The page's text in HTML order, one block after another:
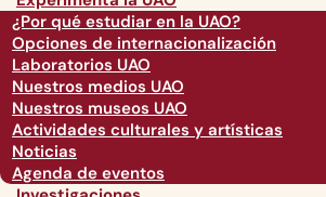
¿Por qué estudiar en la UAO?
Opciones de internacionalización
Laboratorios UAO
Nuestros medios UAO
Nuestros museos UAO
Actividades culturales y artísticas
Noticias
Agenda de eventos